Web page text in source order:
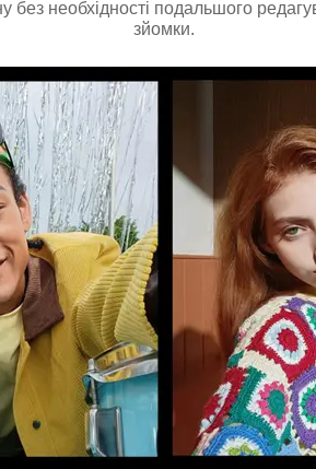
без необхідності подальшого
зйомки.